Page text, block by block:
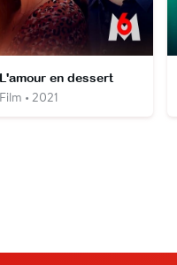
en dessert
• 2021